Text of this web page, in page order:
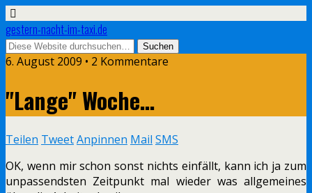
gestern-nacht-im-taxi.de
6. August 2009 • 2 Kommentare
"Lange" Woche…
Teilen TweetAnpinnen Mail SMS
OK, wenn mir schon sonst nichts einfällt, kann ich ja zum
unpassendsten Zeitpunkt mal wieder was allgemeines